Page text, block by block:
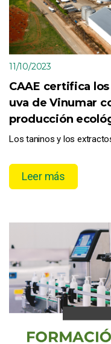
11/10/2023
CAAE certifica
uva de Vinumar
producción
Los taninos y los
Leer más